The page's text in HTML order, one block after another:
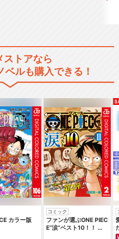
ストアなら
ベルも購入できる！
カラー版
コミック
ファンが選ぶONE PIEC
E“涙”ベスト10！！ ～